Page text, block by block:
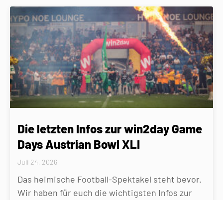
Die letzten Infos zur win2day Game
Days Austrian Bowl XLI
Juli 24, 2026
Das heimische Football-Spektakel steht bevor.
Wir haben für euch die wichtigsten Infos zur